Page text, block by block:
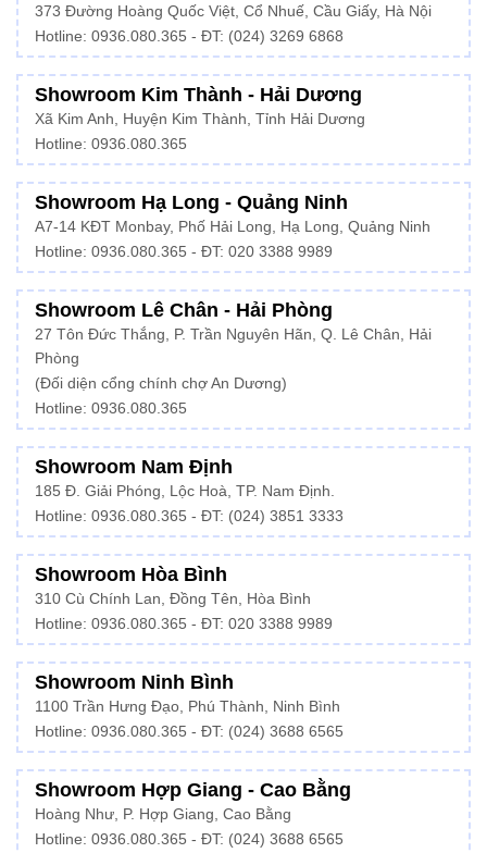
373 Đường Hoàng Quốc Việt, Cổ Nhuế, Cầu Giấy, Hà Nội
Hotline: 0936.080.365 - ĐT: (024) 3269 6868
Showroom Kim Thành - Hải Dương
Xã Kim Anh, Huyện Kim Thành, Tỉnh Hải Dương
Hotline: 0936.080.365
Showroom Hạ Long - Quảng Ninh
A7-14 KĐT Monbay, Phố Hải Long, Hạ Long, Quảng Ninh
Hotline: 0936.080.365 - ĐT: 020 3388 9989
Showroom Lê Chân - Hải Phòng
27 Tôn Đức Thắng, P. Trần Nguyên Hãn, Q. Lê Chân, Hải
Phòng
(Đối diện cổng chính chợ An Dương)
Hotline: 0936.080.365
Showroom Nam Định
185 Đ. Giải Phóng, Lộc Hoà, TP. Nam Định.
Hotline: 0936.080.365 - ĐT: (024) 3851 3333
Showroom Hòa Bình
310 Cù Chính Lan, Đồng Tên, Hòa Bình
Hotline: 0936.080.365 - ĐT: 020 3388 9989
Showroom Ninh Bình
1100 Trần Hưng Đạo, Phú Thành, Ninh Bình
Hotline: 0936.080.365 - ĐT: (024) 3688 6565
Showroom Hợp Giang - Cao Bằng
Hoàng Như, P. Hợp Giang, Cao Bằng
Hotline: 0936.080.365 - ĐT: (024) 3688 6565